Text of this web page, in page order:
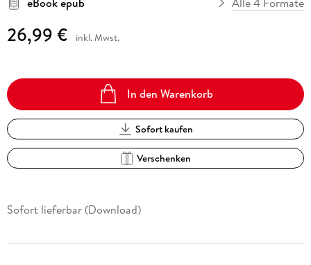
26,99 € inkl. Mwst.
In den Warenkorb
Sofort kaufen
Verschenken
Sofort lieferbar (Download)